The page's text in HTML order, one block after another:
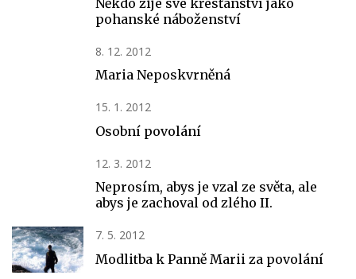
Někdo žije své křesťanství jako
pohanské náboženství
8. 12. 2012
Maria Neposkvrněná
15. 1. 2012
Osobní povolání
Neprosím, abys je vzal ze světa, ale
abys je zachoval od zlého II.
Modlitba k Panně Marii za povolání